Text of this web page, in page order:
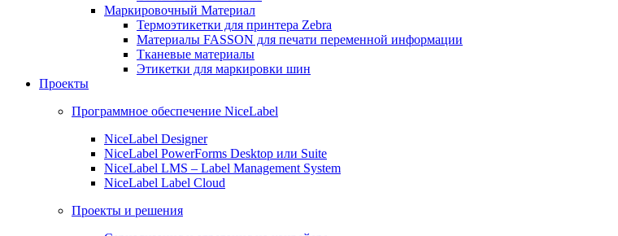
Маркировочный Материал
Термоэтикетки для принтера Zebra
Материалы FASSON для печати переменной информации
Тканевые материалы
Этикетки для маркировки шин
Проекты
Программное обеспечение NiceLabel
NiceLabel Designer
NiceLabel PowerForms Desktop или Suite
NiceLabel LMS – Label Management System
NiceLabel Label Cloud
Проекты и решения